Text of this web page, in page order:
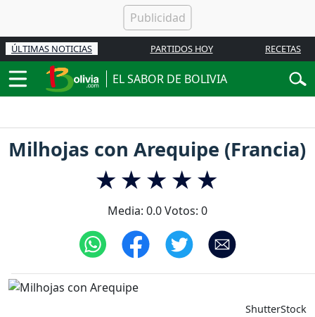
ÚLTIMAS NOTICIAS PARTIDOS HOY RECETAS
EL SABOR DE BOLIVIA
Milhojas con Arequipe (Francia)
Media: 0.0Votos: 0
ShutterStock